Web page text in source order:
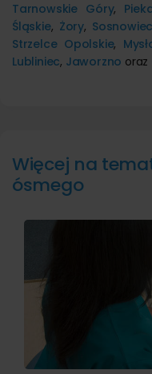
Tarnowskie Góry,
Śląskie, Żory,
Strzelce Opolskie,
Lubliniec, Jaworzno oraz
Więcej na
ósmego